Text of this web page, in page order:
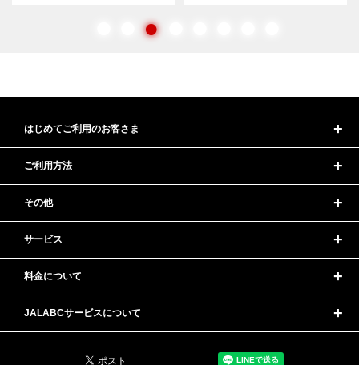
はじめてご利用のお客さま
ご利用方法
その他
サービス
料金について
JALABCサービスについて